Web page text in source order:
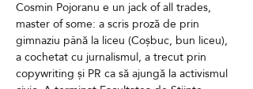
Cosmin Pojoranu e un jack of all trades,
master of some: a scris proză de prin
gimnaziu până la liceu (Coșbuc, bun liceu),
a cochetat cu jurnalismul, a trecut prin
copywriting și PR ca să ajungă la activismul